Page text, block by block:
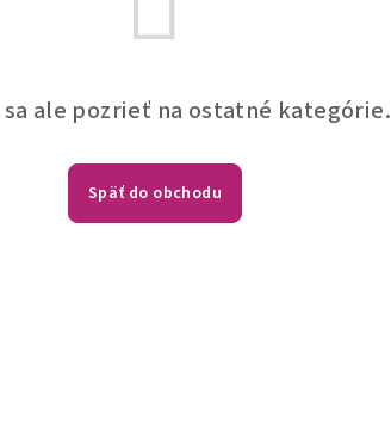
sa ale pozrieť na ostatné kategórie.
Späť do obchodu